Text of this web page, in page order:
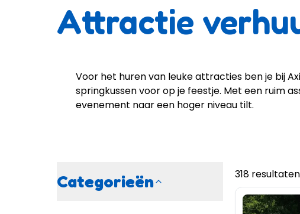
Attractie
Voor het huren van leuke attracties ben je bij
springkussenvoor op je feestje. Met een ruim
evenement naar een hoger niveau tilt.
Categorieën 318